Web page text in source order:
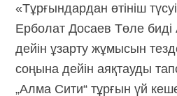
«Тұрғындардан өтініш
Ерболат Досаев Төле биді
дейін ұзарту жұмысын
соңына дейін аяқтауды
„Алма Сити“ тұрғын үй